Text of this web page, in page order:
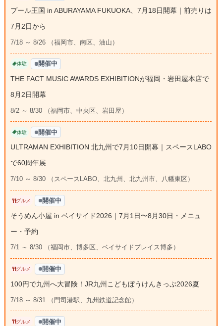
プール王国 in ABURAYAMA FUKUOKA、7月18日開幕｜前売りは
7月2日から
7/18 ～ 8/26 （福岡市、南区、油山）
体験 開催中
THE FACT MUSIC AWARDS EXHIBITIONが福岡・岩田屋本店で
8月2日開幕
8/2 ～ 8/30 （福岡市、中央区、岩田屋）
体験 開催中
ULTRAMAN EXHIBITION 北九州で7月10日開幕｜スペースLABO
で60周年展
7/10 ～ 8/30 （スペースLABO、北九州、北九州市、八幡東区）
グルメ 開催中
そうめん小屋 in ベイサイド2026｜7月1日〜8月30日・メニュ
ー・予約
7/1 ～ 8/30 （福岡市、博多区、ベイサイドプレイス博多）
グルメ 開催中
100円で九州へ大冒険！JR九州こどもぼうけんきっぷ2026夏
7/18 ～ 8/31 （門司港駅、九州鉄道記念館）
グルメ 開催中